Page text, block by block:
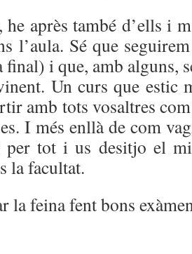
he après també d’ells i
l’aula. Sé que
i que, amb alguns,
Un curs que estic
amb tots vosaltres
I més enllà de com
per tot i us desitjo el
la facultat.
la feina fent bons